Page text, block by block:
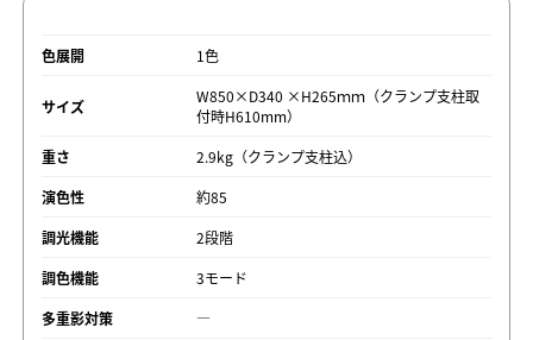
色展開 1色
サイズ
W850×D340 ×H265ｍｍ（クランプ支柱取
付時H610mm）
重さ
2.9kg（クランプ支柱込）
演色性
約85
調光機能
2段階
調色機能
3モード
多重影対策
―